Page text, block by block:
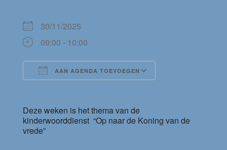
30/11/2025
09:00 - 10:00
AAN AGENDA TOEVOEGEN
Deze weken is het thema van de
kinderwoorddienst “Op naar de Koning van de
vrede”